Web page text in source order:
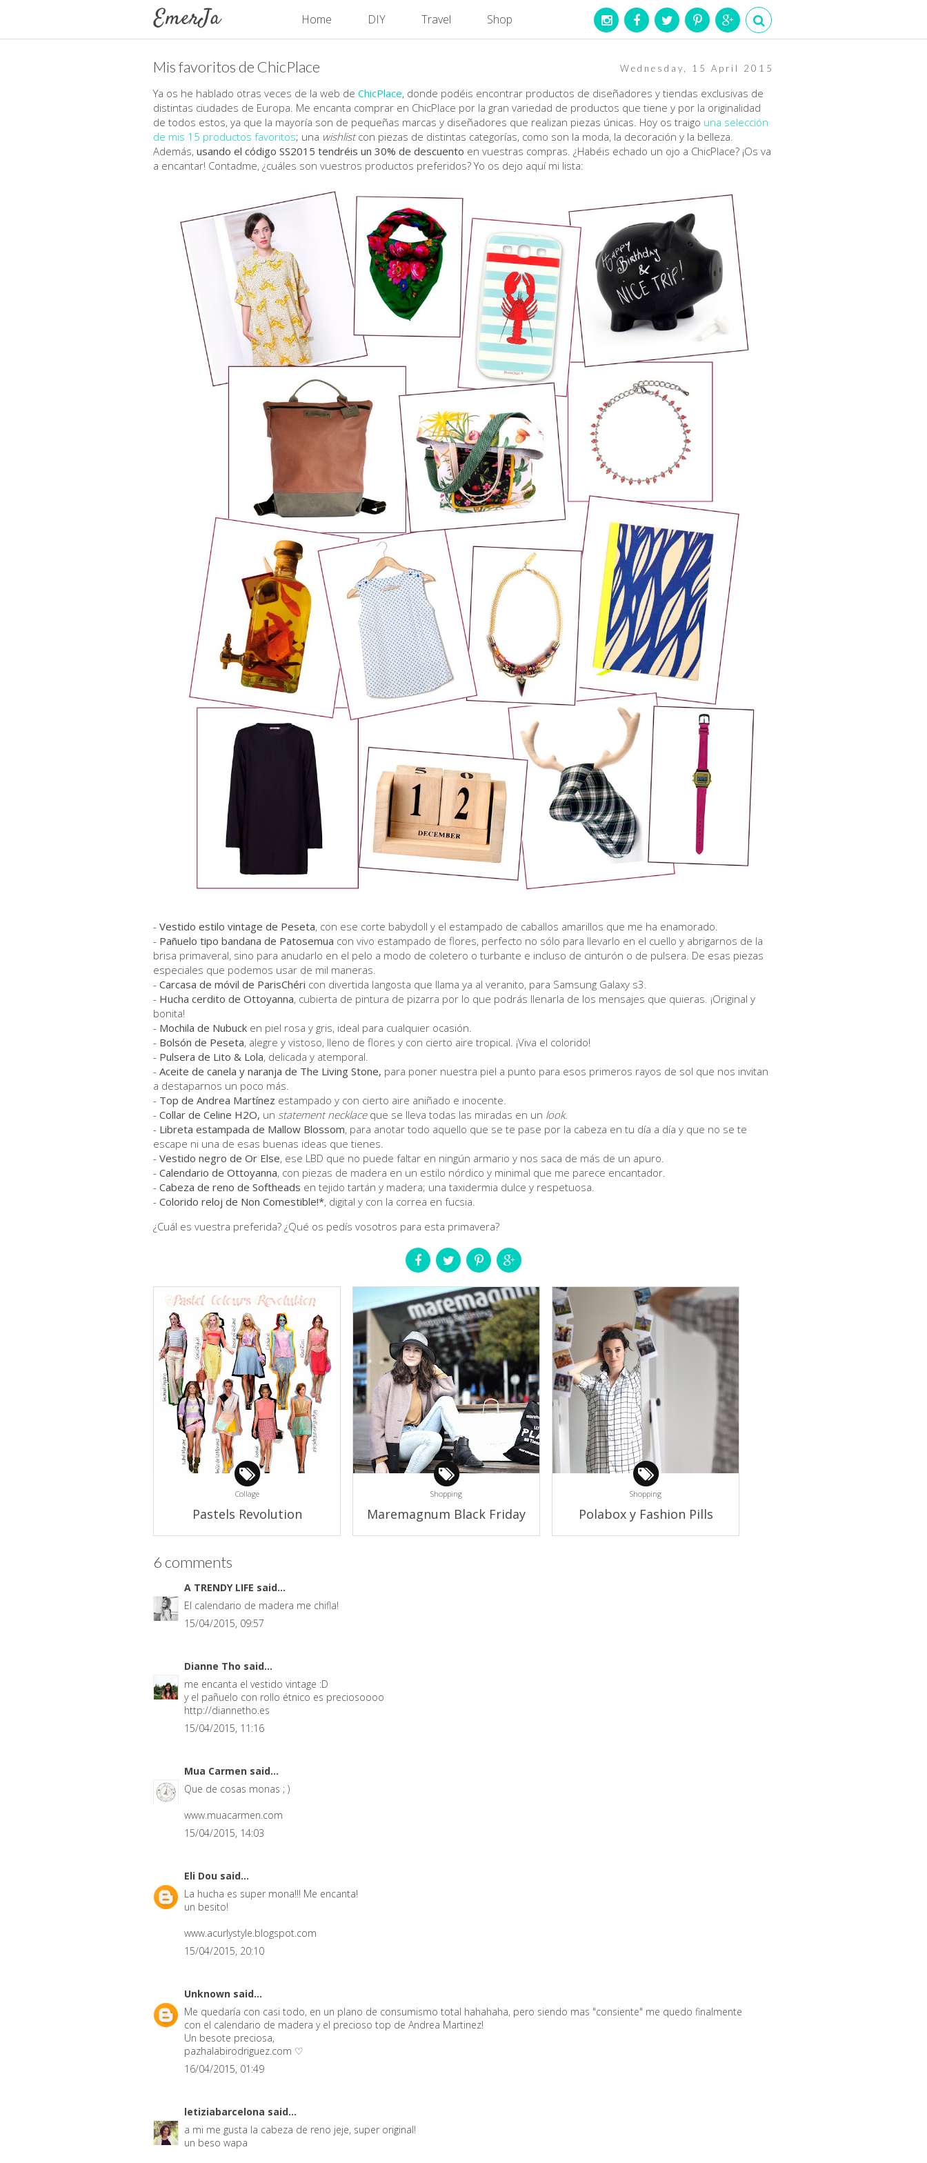
Home DIY Travel Shop
Wednesday, 15 April 2015
Mis favoritos de ChicPlace
Ya os he hablado otras veces de la web de ChicPlace, donde podéis encontrar productos de diseñadores y tiendas exclusivas de
distintas ciudades de Europa. Me encanta comprar en ChicPlace por la gran variedad de productos que tiene y por la originalidad
de todos estos, ya que la mayoría son de pequeñas marcas y diseñadores que realizan piezas únicas. Hoy os traigo una selección
de mis 15 productos favoritos; una wishlistcon piezas de distintas categorías, como son la moda, la decoración y la belleza.
Además, usando el código SS2015 tendréis un 30% de descuento en vuestras compras. ¿Habéis echado un ojo a ChicPlace? ¡Os va
a encantar! Contadme, ¿cuáles son vuestros productos preferidos? Yo os dejo aquí mi lista:
- Vestido estilo vintage de Peseta, con ese corte babydoll y el estampado de caballos amarillos que me ha enamorado.
- Pañuelo tipo bandana de Patosemua con vivo estampado de flores, perfecto no sólo para llevarlo en el cuello y abrigarnos de la
brisa primaveral, sino para anudarlo en el pelo a modo de coletero o turbante e incluso de cinturón o de pulsera. De esas piezas
especiales que podemos usar de mil maneras.
- Carcasa de móvil de ParisChéri con divertida langosta que llama ya al veranito, para Samsung Galaxy s3.
- Hucha cerdito de Ottoyanna, cubierta de pintura de pizarra por lo que podrás llenarla de los mensajes que quieras. ¡Original y
bonita!
- Mochila de Nubuck en piel rosa y gris, ideal para cualquier ocasión.
- Bolsón de Peseta, alegre y vistoso, lleno de flores y con cierto aire tropical. ¡Viva el colorido!
- Pulsera de Lito & Lola, delicada y atemporal.
- Aceite de canela y naranja de The Living Stone, para poner nuestra piel a punto para esos primeros rayos de sol que nos invitan
a destaparnos un poco más.
- Top de Andrea Martínez estampado y con cierto aire aniñado e inocente.
- Collar de Celine H2O, un statement necklaceque se lleva todas las miradas en un look.
- Libreta estampada de Mallow Blossom, para anotar todo aquello que se te pase por la cabeza en tu día a día y que no se te
escape ni una de esas buenas ideas que tienes.
- Vestido negro de Or Else, ese LBD que no puede faltar en ningún armario y nos saca de más de un apuro.
- Calendario de Ottoyanna, con piezas de madera en un estilo nórdico y minimal que me parece encantador.
- Cabeza de reno de Softheads en tejido tartán y madera; una taxidermia dulce y respetuosa.
- Colorido reloj de Non Comestible!*, digital y con la correa en fucsia.
¿Cuál es vuestra preferida? ¿Qué os pedís vosotros para esta primavera?
Collage
Pastels Revolution
Shopping
Maremagnum Black Friday
Shopping
Polabox y Fashion Pills
6 comments
A TRENDY LIFE said...
El calendario de madera me chifla!
15/04/2015, 09:57
Dianne Tho said...
me encanta el vestido vintage :D
y el pañuelo con rollo étnico es preciosoooo
http://diannetho.es
15/04/2015, 11:16
Mua Carmen said...
Que de cosas monas ; )
www.muacarmen.com
15/04/2015, 14:03
Eli Dou said...
La hucha es super mona!!! Me encanta!
un besito!
www.acurlystyle.blogspot.com
15/04/2015, 20:10
Unknown said...
Me quedaría con casi todo, en un plano de consumismo total hahahaha, pero siendo mas "consiente" me quedo finalmente
con el calendario de madera y el precioso top de Andrea Martinez!
Un besote preciosa,
pazhalabirodriguez.com ♡
16/04/2015, 01:49
letiziabarcelona said...
a mi me gusta la cabeza de reno jeje, super original!
un beso wapa